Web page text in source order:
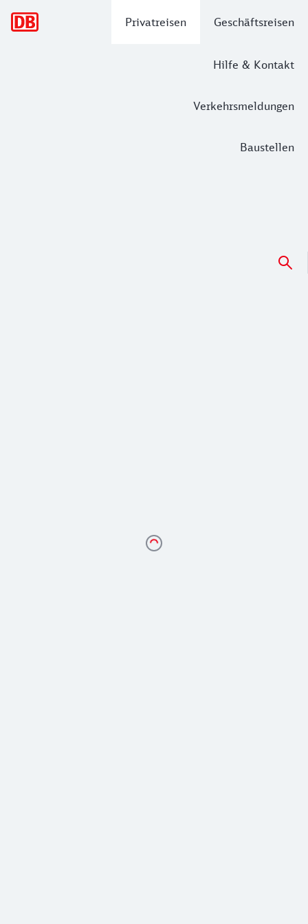
Privatreisen Geschäftsreisen
Hilfe & Kontakt
Verkehrsmeldungen
Baustellen